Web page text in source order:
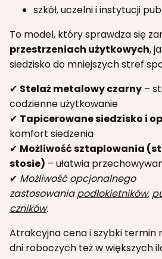
szkół, uczelni i instytucji
To model, który sprawdza się
przestrzeniach użytkowych,
siedzisko do mniejszych stref
✔ Stelaż metalowy czarny –
codzienne użytkowanie
✔ Tapicerowane siedzisko i
komfort siedzenia
✔ Możliwość sztaplowania
stosie) – ułatwia
✔ Możliwość opcjonalnego
zastosowaniapodłokietników,
czników.
Atrakcyjna cena i szybki termin
dni roboczych też w większych